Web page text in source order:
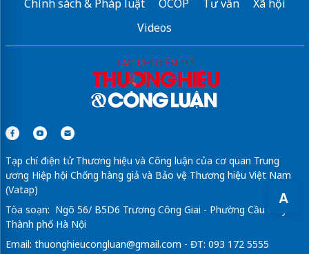
A
Chính sách & Pháp luật
OCOP Tư vấn
Xã hội
Videos
Tạp chí điện tử Thương hiệu và Công luận của cơ quan Trung
ương Hiệp hội Chống hàng giả và Bảo vệ Thương hiệu Việt Nam
(Vatap)
Tòa soạn: Ngõ 56/ B5D6 Trương Công Giai - Phường Cầu Giấy -
Thành phố Hà Nội
Email: thuonghieucongluan@gmail.com - ĐT: 093 172 5555